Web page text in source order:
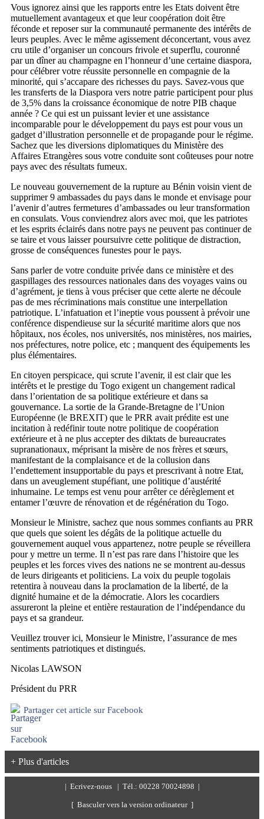
Vous ignorez ainsi que les rapports entre les Etats doivent être
mutuellement avantageux et que leur coopération doit être
féconde et reposer sur la communauté permanente des intérêts de
leurs peuples. Avec le même agissement déconcertant, vous avez
cru utile d’organiser un concours frivole et superflu, couronné
par un dîner au champagne en l’honneur d’une certaine diaspora,
pour célébrer votre réussite personnelle en compagnie de la
minorité, qui s’accapare des richesses du pays. Savez-vous que
les transferts de la Diaspora vers notre patrie participent pour plus
de 3,5% dans la croissance économique de notre PIB chaque
année ? Ce qui est un puissant levier et une assistance
incomparable pour le développement du pays est pour vous un
gadget d’illustration personnelle et de propagande pour le régime.
Sachez que les diversions diplomatiques du Ministère des
Affaires Etrangères sous votre conduite sont coûteuses pour notre
pays avec des résultats fumeux.
Le nouveau gouvernement de la rupture au Bénin voisin vient de
supprimer 9 ambassades du pays dans le monde et envisage pour
l’avenir d’autres fermetures d’ambassades ou leur transformation
en consulats. Vous conviendrez alors avec moi, que les patriotes
et les esprits éclairés dans notre pays ne peuvent pas continuer de
se taire et vous laisser poursuivre cette politique de distraction,
grosse de conséquences funestes pour le pays.
Sans parler de votre conduite privée dans ce ministère et des
gaspillages des ressources nationales dans des voyages vains ou
d’agrément, je tiens à vous préciser que cette alerte ne découle
pas de mes récriminations mais constitue une interpellation
patriotique. L’infatuation et l’ineptie vous poussent à prévoir une
conférence dispendieuse sur la sécurité maritime alors que nos
hôpitaux, nos écoles, nos universités, nos ministères, nos mairies,
nos préfectures, notre police, etc ; manquent des équipements les
plus élémentaires.
En citoyen perspicace, qui scrute l’avenir, il est clair que les
intérêts et le prestige du Togo exigent un changement radical
dans l’orientation de sa politique extérieure et dans sa
gouvernance. La sortie de la Grande-Bretagne de l’Union
Européenne (le BREXIT) que le PRR avait prédite est une
incitation à redéfinir toute notre politique de coopération
extérieure et à ne plus accepter des diktats de bureaucrates
supranationaux, méprisant la misère de nos frères et sœurs,
manifestant de la complaisance et de la collusion dans
l’endettement insupportable du pays et prescrivant à notre Etat,
dans un aveuglement stupéfiant, une politique d’austérité
inhumaine. Le temps est venu pour arrêter ce dérèglement et
entamer l’œuvre de rénovation et de régénération du Togo.
Monsieur le Ministre, sachez que nous sommes confiants au PRR
que quels que soient les dégâts de la politique actuelle du
gouvernement auquel vous appartenez, notre peuple se réveillera
pour y mettre un terme. Il n’est pas rare dans l’histoire que les
peuples et les forces vives des nations ne se montrent au-dessus
de leurs dirigeants et politiciens. La voix du peuple togolais
retentira à nouveau dans la proclamation de la liberté, de la
dignité humaine et de la démocratie. Alors les cocardiers
assureront la pleine et entière restauration de l’indépendance du
pays et sa grandeur.
Veuillez trouver ici, Monsieur le Ministre, l’assurance de mes
sentiments patriotiques et distingués.
Nicolas LAWSON
Président du PRR
Partager cet article sur Facebook
+ Plus d'articles
Ecrivez-nous | Tél.: 00228 70024898 |
[ Basculer vers la version ordinateur ]